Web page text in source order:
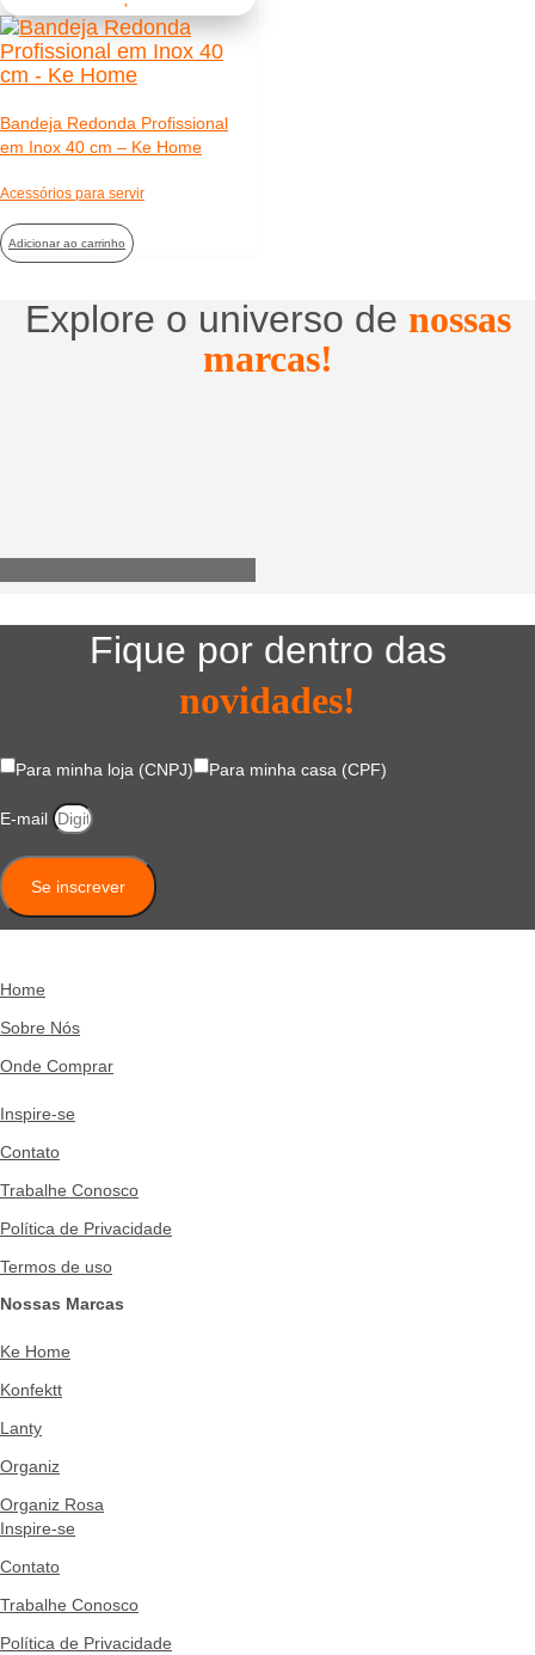
Bandeja Redonda Profissional
em Inox 40 cm – Ke Home
Acessórios para servir
Adicionar ao carrinho
Explore o universo de nossas
marcas!
Fique por dentro das
novidades!
Para minha loja (CNPJ) Para minha casa (CPF)
E-mail
Se inscrever
Home
Sobre Nós
Onde Comprar
Inspire-se
Contato
Trabalhe Conosco
Política de Privacidade
Termos de uso
Nossas Marcas
Ke Home
Konfektt
Lanty
Organiz
Organiz Rosa
Inspire-se
Contato
Trabalhe Conosco
Política de Privacidade